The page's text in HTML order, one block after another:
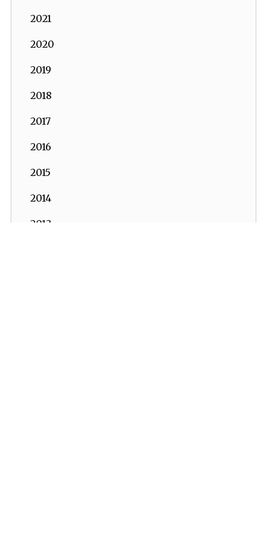
2021
2020
2019
2018
2017
2016
2015
2014
2013